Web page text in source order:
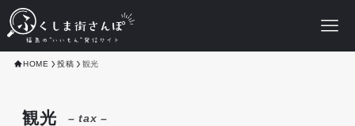
HOME 投稿 観光
観光 – tax –